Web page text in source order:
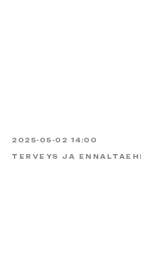
2025-05-02 14:00
TERVEYS JA